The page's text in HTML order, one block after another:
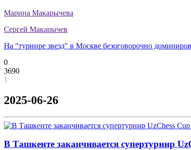
Марина Макарычева
Сергей Макарычев
На "турнире звезд" в Москве безоговорочно
0
3690
1
2025-06-26
В Ташкенте заканчивается супертурнир